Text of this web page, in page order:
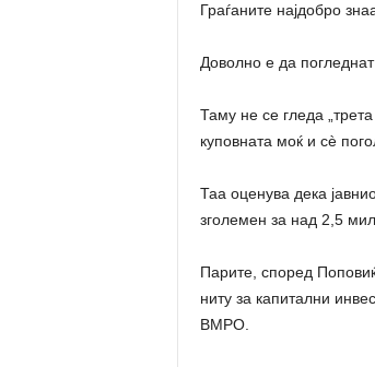
Граѓаните најдобро
Доволно е да
Таму не се гледа
куповната моќ и сè
Таа оценува дека
зголемен за над 2,5
Парите, според
ниту за капитални
ВМРО.